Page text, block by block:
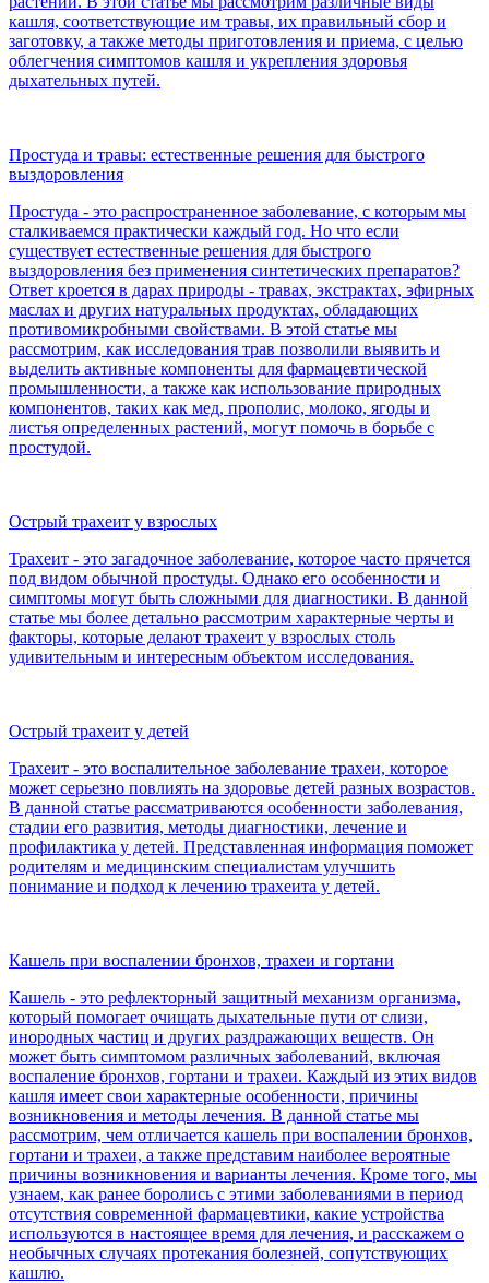
кашля, соответствующие им травы, их правильный сбор и
заготовку, а также методы приготовления и приема, с целью
облегчения симптомов кашля и укрепления здоровья
дыхательных путей.
Простуда и травы: естественные решения для быстрого
выздоровления
Простуда - это распространенное заболевание, с которым мы
сталкиваемся практически каждый год. Но что если
существует естественные решения для быстрого
выздоровления без применения синтетических препаратов?
Ответ кроется в дарах природы - травах, экстрактах, эфирных
маслах и других натуральных продуктах, обладающих
противомикробными свойствами. В этой статье мы
рассмотрим, как исследования трав позволили выявить и
выделить активные компоненты для фармацевтической
промышленности, а также как использование природных
компонентов, таких как мед, прополис, молоко, ягоды и
листья определенных растений, могут помочь в борьбе с
простудой.
Острый трахеит у взрослых
Трахеит - это загадочное заболевание, которое часто прячется
под видом обычной простуды. Однако его особенности и
симптомы могут быть сложными для диагностики. В данной
статье мы более детально рассмотрим характерные черты и
факторы, которые делают трахеит у взрослых столь
удивительным и интересным объектом исследования.
Острый трахеит у детей
Трахеит - это воспалительное заболевание трахеи, которое
может серьезно повлиять на здоровье детей разных возрастов.
В данной статье рассматриваются особенности заболевания,
стадии его развития, методы диагностики, лечение и
профилактика у детей. Представленная информация поможет
родителям и медицинским специалистам улучшить
понимание и подход к лечению трахеита у детей.
Кашель при воспалении бронхов, трахеи и гортани
Кашель - это рефлекторный защитный механизм организма,
который помогает очищать дыхательные пути от слизи,
инородных частиц и других раздражающих веществ. Он
может быть симптомом различных заболеваний, включая
воспаление бронхов, гортани и трахеи. Каждый из этих видов
кашля имеет свои характерные особенности, причины
возникновения и методы лечения. В данной статье мы
рассмотрим, чем отличается кашель при воспалении бронхов,
гортани и трахеи, а также представим наиболее вероятные
причины возникновения и варианты лечения. Кроме того, мы
узнаем, как ранее боролись с этими заболеваниями в период
отсутствия современной фармацевтики, какие устройства
используются в настоящее время для лечения, и расскажем о
необычных случаях протекания болезней, сопутствующих
кашлю.